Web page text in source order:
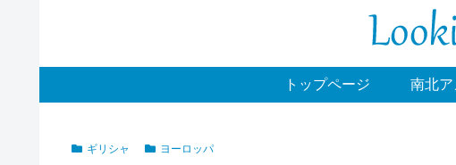
トップページ 南北ア
ギリシャ ヨーロッパ